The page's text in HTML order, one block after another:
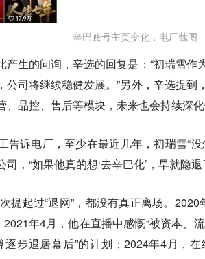
辛巴账号主页变化，电厂截图
产生的问询，辛选的回复是：“初瑞雪作
公司将继续稳健发展。”另外，辛选提到
品控、售后等模块，未来也会持续深化
告诉电厂，至少在最近几年，初瑞雪“没
，“如果他真的想‘去辛巴化’，早就隐退
提起过“退网”，都没有真正离场。2020
2021年4月，他在直播中感慨“被资本、
逐步退居幕后”的计划；2024年4月，